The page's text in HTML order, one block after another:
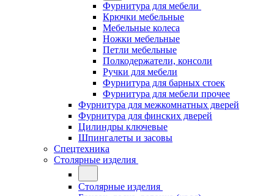
Фурнитура для мебели
Крючки мебельные
Мебельные колеса
Ножки мебельные
Петли мебельные
Полкодержатели, консоли
Ручки для мебели
Фурнитура для барных стоек
Фурнитура для мебели прочее
Фурнитура для межкомнатных дверей
Фурнитура для финских дверей
Цилиндры ключевые
Шпингалеты и засовы
Спецтехника
Столярные изделия
Столярные изделия